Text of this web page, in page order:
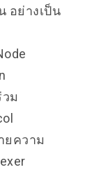
อย่างเป็น
วม
ยความ